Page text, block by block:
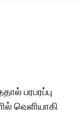
பரபரப்பு
வெளியாகி